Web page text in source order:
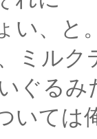
らに
ミル
ぐるみ
は異